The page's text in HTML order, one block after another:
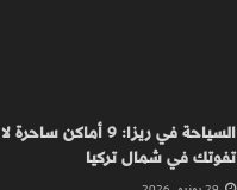
السياحة في ريزا: 9 أماكن ساحرة لا
تفوتك في شمال تركيا